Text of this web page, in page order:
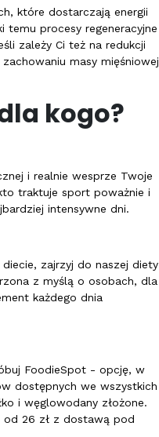
które dostarczają energii
temu procesy regeneracyjne
zależy Ci też na redukcji
masy mięśniowej
kogo?
i realnie wesprze Twoje
traktuje sport poważnie i
intensywne dni.
zajrzyj do naszej diety
z myślą o osobach, dla
każdego dnia
FoodieSpot - opcję, w
dostępnych we wszystkich
i węglowodany złożone.
od 26 zł z dostawą pod